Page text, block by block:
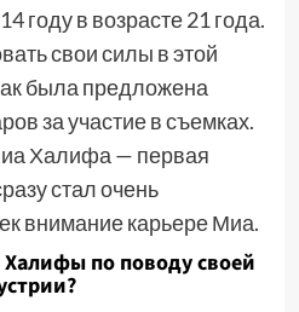
году в возрасте 21 года.
свои силы в этой
была предложена
за участие в съемках.
Халифа — первая
стал очень
внимание карьере Миа.
по поводу своей